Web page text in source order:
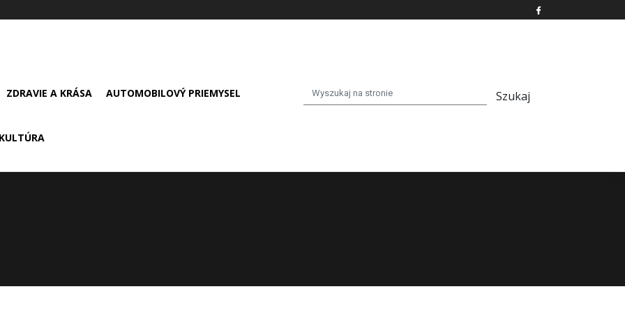
ZDRAVIE A KRÁSA AUTOMOBILOVÝ PRIEMYSEL
KULTÚRA